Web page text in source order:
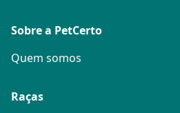
Sobre a PetCerto
Quem somos
Raças